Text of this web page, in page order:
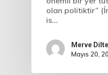
olan politiktir”
is…
Merve
Mayıs 20,